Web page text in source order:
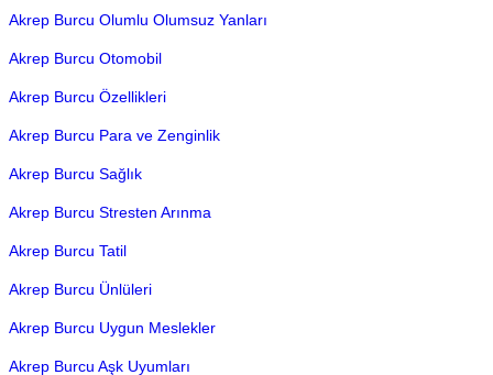
Akrep Burcu Olumlu Olumsuz Yanları
Akrep Burcu Otomobil
Akrep Burcu Özellikleri
Akrep Burcu Para ve Zenginlik
Akrep Burcu Sağlık
Akrep Burcu Stresten Arınma
Akrep Burcu Tatil
Akrep Burcu Ünlüleri
Akrep Burcu Uygun Meslekler
Akrep Burcu Aşk Uyumları